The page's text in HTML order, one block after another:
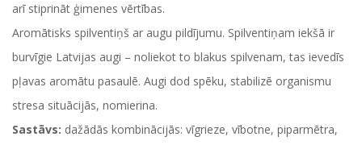
arī stiprināt ģimenes vērtības.
Aromātisks spilventiņš ar augu pildījumu. Spilventiņam iekšā ir
burvīgie Latvijas augi – noliekot to blakus spilvenam, tas ievedīs
pļavas aromātu pasaulē. Augi dod spēku, stabilizē organismu
stresa situācijās, nomierina.
Sastāvs: dažādās kombinācijās: vīgrieze, vībotne, piparmētra,